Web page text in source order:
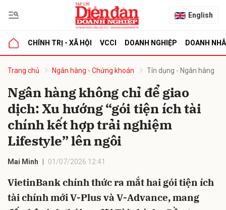
English
CHÍNH TRỊ - XÃ HỘI VCCI DOANH NGHIỆP DOANH
Trang chủ Ngân hàng - Chứng khoán Tín dụng - Ngân hàng
Ngân hàng không chỉ để giao
dịch: Xu hướng “gói tiện ích tài
chính kết hợp trải nghiệm
Lifestyle” lên ngôi
Mai Minh 01/07/2026 12:41
VietinBank chính thức ra mắt hai gói tiện ích
tài chính mới V-Plus và V-Advance, mang
luận